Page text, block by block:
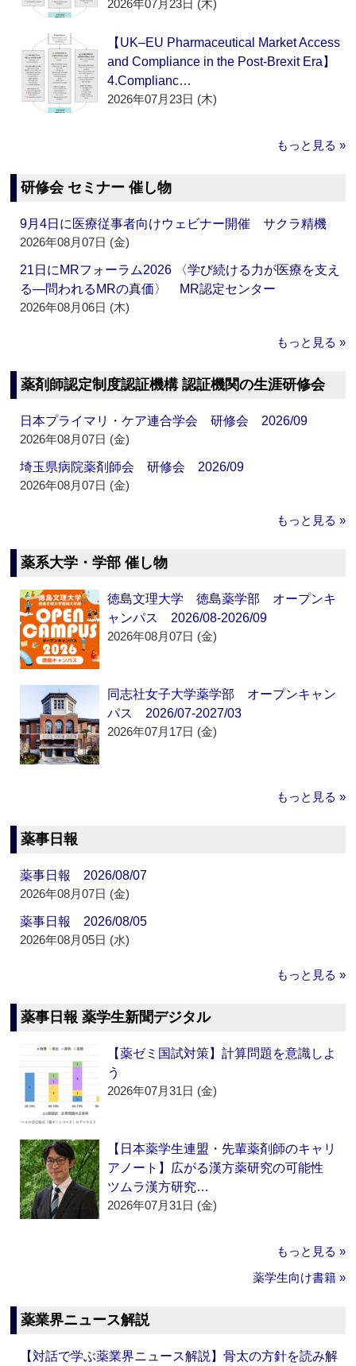
2026年07月23日 (木)
【UK–EU Pharmaceutical Market Access
and Compliance in the Post-Brexit Era】
4.Complianc…
2026年07月23日 (木)
もっと見る »
研修会 セミナー 催し物
9月4日に医療従事者向けウェビナー開催 サクラ精機
2026年08月07日 (金)
21日にMRフォーラム2026 〈学び続ける力が医療を支え
る―問われるMRの真価〉 MR認定センター
2026年08月06日 (木)
もっと見る »
薬剤師認定制度認証機構 認証機関の生涯研修会
日本プライマリ・ケア連合学会 研修会 2026/09
2026年08月07日 (金)
埼玉県病院薬剤師会 研修会 2026/09
2026年08月07日 (金)
もっと見る »
薬系大学・学部 催し物
徳島文理大学 徳島薬学部 オープンキ
ャンパス 2026/08-2026/09
2026年08月07日 (金)
同志社女子大学薬学部 オープンキャン
パス 2026/07-2027/03
2026年07月17日 (金)
もっと見る »
薬事日報
薬事日報 2026/08/07
2026年08月07日 (金)
薬事日報 2026/08/05
2026年08月05日 (水)
もっと見る »
薬事日報 薬学生新聞デジタル
【薬ゼミ国試対策】計算問題を意識しよ
う
2026年07月31日 (金)
【日本薬学生連盟・先輩薬剤師のキャリ
アノート】広がる漢方薬研究の可能性
ツムラ漢方研究…
2026年07月31日 (金)
もっと見る »
薬学生向け書籍 »
薬業界ニュース解説
【対話で学ぶ薬業界ニュース解説】骨太の方針を読み解